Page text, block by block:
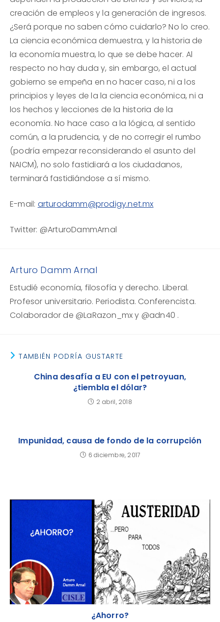
creación de empleos y la generación de ingresos.
¿Será porque no saben cómo cuidarlo? No lo creo.
La ciencia económica demuestra, y la historia de
la economía muestra, lo que se debe hacer. Al
respecto no hay duda y, sin embargo, el actual
gobierno se empeña en no hacer caso, ni a los
principios y leyes de la la ciencia económica, ni a
los hechos y lecciones de la historia de la
economía. No hace caso a la lógica, al sentido
común, a la prudencia, y de no corregir el rumbo
(podría empezar reconsiderando el asunto del
NAICM), no solo fastidiará a los ciudadanos,
terminará fastidiándose a sí mismo.
E-mail: arturodamm@prodigy.net.mx
Twitter: @ArturoDammArnal
Arturo Damm Arnal
Estudié economía, filosofía y derecho. Liberal.
Profesor universitario. Periodista. Conferencista.
Colaborador de @LaRazon_mx y @adn40 .
TAMBIÉN PODRÍA GUSTARTE
China desafía a EU con el petroyuan,
¿tiembla el dólar?
2 abril, 2018
Impunidad, causa de fondo de la corrupción
6 diciembre, 2017
¿Ahorro?